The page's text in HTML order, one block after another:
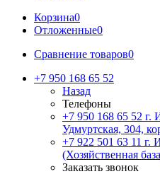
Корзина0
Отложенные0
Сравнение товаров0
+7 950 168 65 52
Назад
Телефоны
+7 950 168 65 52 г.
Удмуртская, 304,
+7 922 501 63 11 г.
(Хозяйственная
Заказать звонок